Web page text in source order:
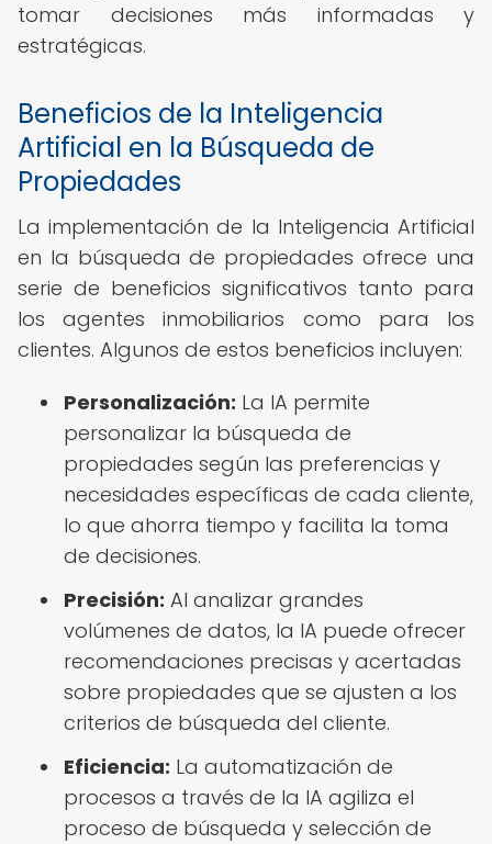
tomar decisiones más informadas y
estratégicas.
Beneficios de la Inteligencia
Artificial en la Búsqueda de
Propiedades
La implementación de la Inteligencia Artificial
en la búsqueda de propiedades ofrece una
serie de beneficios significativos tanto para
los agentes inmobiliarios como para los
clientes. Algunos de estos beneficios incluyen:
Personalización: La IA permite
personalizar la búsqueda de
propiedades según las preferencias y
necesidades específicas de cada cliente,
lo que ahorra tiempo y facilita la toma
de decisiones.
Precisión: Al analizar grandes
volúmenes de datos, la IA puede ofrecer
recomendaciones precisas y acertadas
sobre propiedades que se ajusten a los
criterios de búsqueda del cliente.
Eficiencia: La automatización de
procesos a través de la IA agiliza el
proceso de búsqueda y selección de